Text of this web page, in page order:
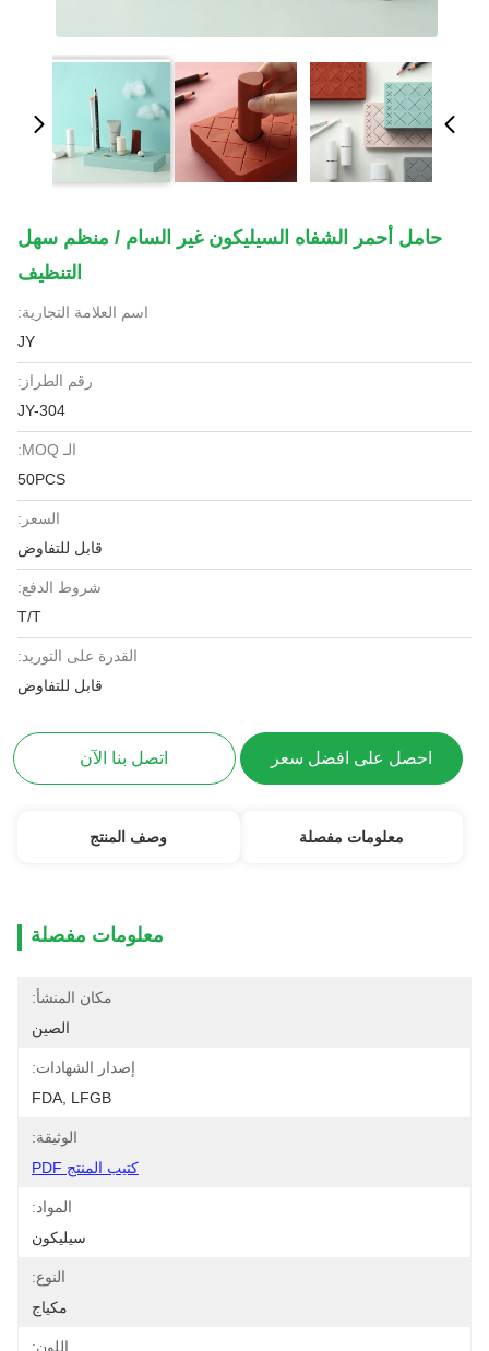
حامل أحمر الشفاه السيليكون غير السام / منظم سهل
التنظيف
اسم العلامة التجارية:
JY
رقم الطراز:
JY-304
الـ MOQ:
50PCS
السعر:
قابل للتفاوض
شروط الدفع:
T/T
القدرة على التوريد:
قابل للتفاوض
احصل على افضل سعر اتصل بنا الآن
معلومات مفصلة وصف المنتج
معلومات مفصلة
مكان المنشأ:
الصين
إصدار الشهادات:
FDA, LFGB
الوثيقة:
كتيب المنتج PDF
المواد:
سيليكون
النوع:
مكياج
اللون: